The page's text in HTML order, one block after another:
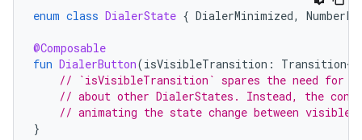
enum class DialerState { DialerMinimized,
@Composable
fun DialerButton(isVisibleTransition :
// `isVisibleTransition` spares the need for
// about other DialerStates. Instead, the
// animating the state change between
}